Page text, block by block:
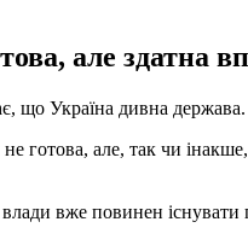
але здатна
що Україна дивна
готова, але, так чи
вже повинен